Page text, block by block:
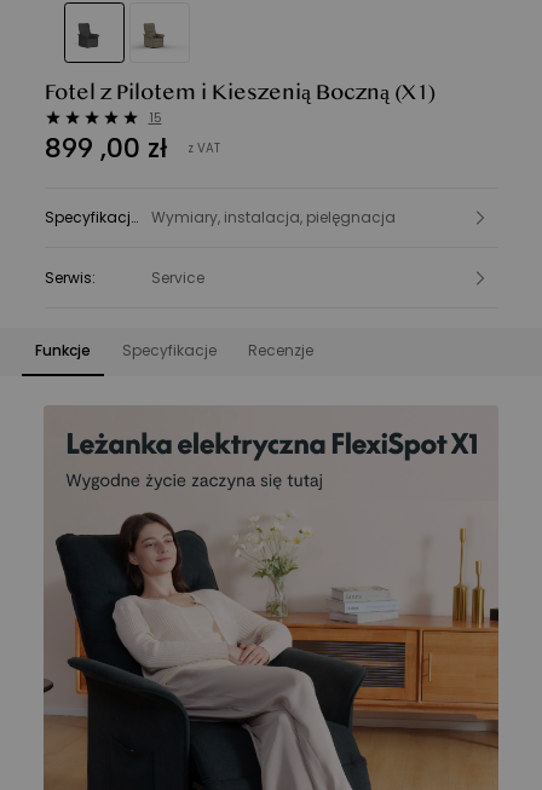
Fotel z Pilotem i Kieszenią Boczną (X1)
15
899 ,00 zł z VAT
Specyfikacje Wymiary, instalacja, pielęgnacja
Serwis: Service
Funkcje Specyfikacje Recenzje